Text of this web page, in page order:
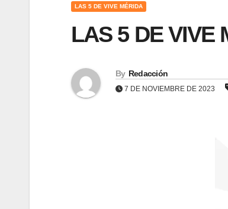
LAS 5 DE VIVE MÉRIDA
LAS 5 DE VIVE
By Redacción
7 DE NOVIEMBRE DE 2023